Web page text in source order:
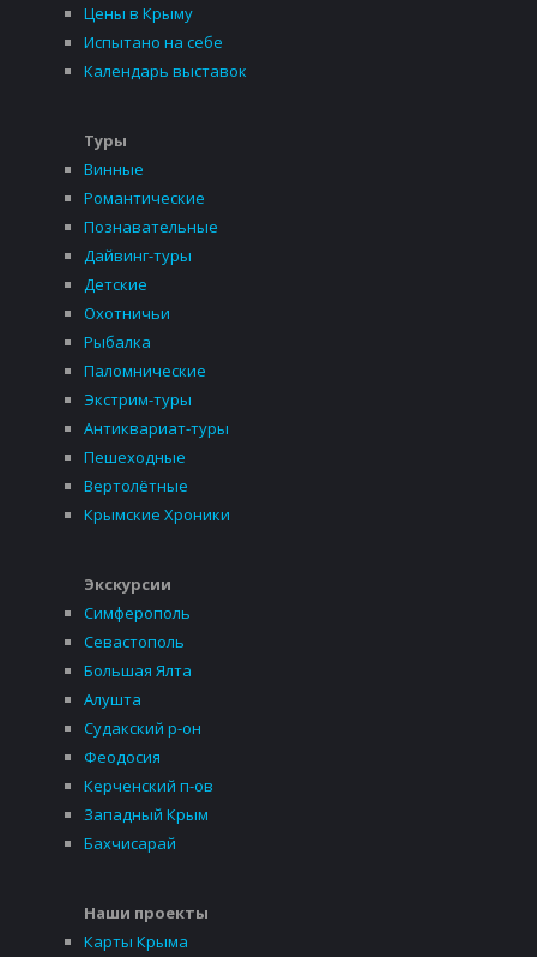
Цены в Крыму
Испытано на себе
Календарь выставок
Туры
Винные
Романтические
Познавательные
Дайвинг-туры
Детские
Охотничьи
Рыбалка
Паломнические
Экстрим-туры
Антиквариат-туры
Пешеходные
Вертолётные
Крымские Хроники
Экскурсии
Симферополь
Севастополь
Большая Ялта
Алушта
Судакский р-он
Феодосия
Керченский п-ов
Западный Крым
Бахчисарай
Наши проекты
Карты Крыма